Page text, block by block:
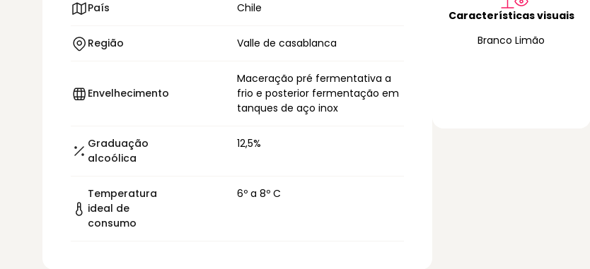
País Chile
Região Valle de casablanca
Envelhecimento
Maceração pré fermentativa a
frio e posterior fermentação em
tanques de aço inox
Graduação
alcoólica
12,5%
Temperatura
ideal de
consumo
6º a 8º C
Características visuais
Branco Limão